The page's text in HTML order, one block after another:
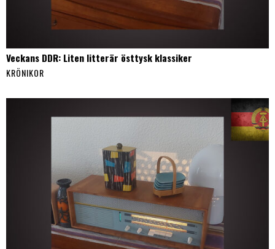
Veckans DDR: Liten litterär östtysk klassiker
KRÖNIKOR